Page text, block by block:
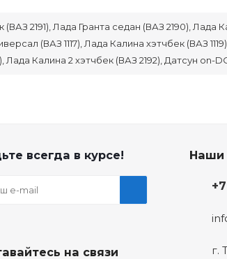
2191), Лада Гранта седан (ВАЗ 2190), Лада
(ВАЗ 1117), Лада Калина хэтчбек (ВАЗ
Лада Калина 2 хэтчбек (ВАЗ 2192), Датсун on-
всегда в курсе!
на связи
Наши
г.